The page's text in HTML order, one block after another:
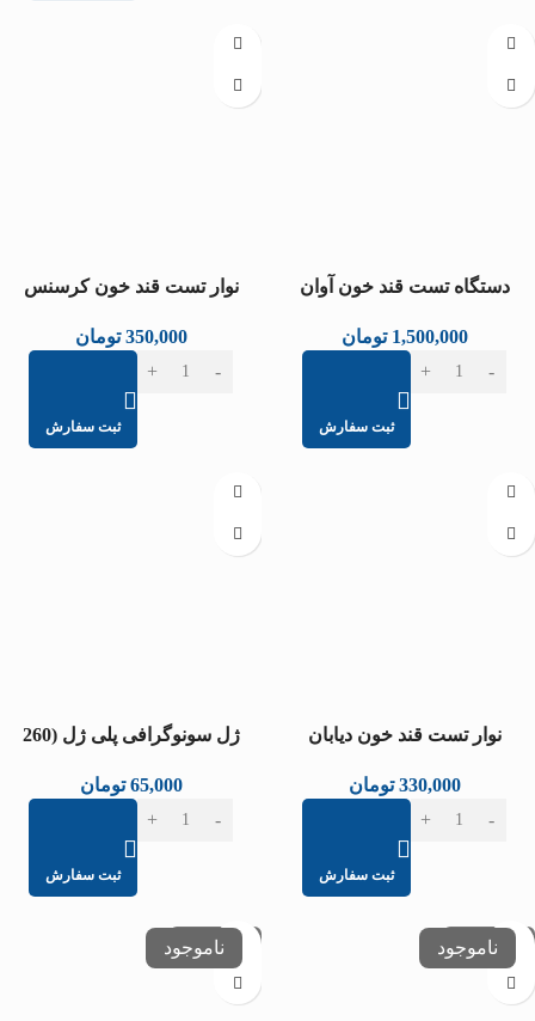
دستگاه تست قند خون آوان
1,500,000 تومان
ثبت سفارش
نوار تست قند خون کرسنس
350,000 تومان
ثبت سفارش
نوار تست قند خون دیابان
330,000 تومان
ثبت سفارش
ژل سونوگرافی پلی ژل (260
65,000 تومان
ثبت سفارش
عدم موجودی عدم موجودی